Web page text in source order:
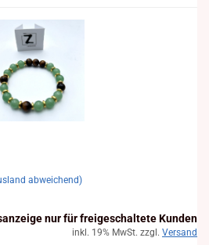
abweichend)
nur für freigeschaltete Kunden
inkl. 19% MwSt. zzgl. Versand